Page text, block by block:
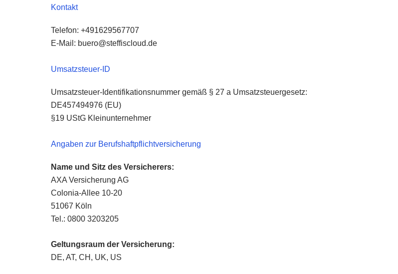
Kontakt
Telefon: +491629567707
E-Mail:
ed.duolcsiffets
@oreub
Umsatzsteuer-ID
Umsatzsteuer-Identifikationsnummer gemäß § 27 a Umsatzsteuergesetz:
DE457494976 (EU)
§19 UStG Kleinunternehmer
Angaben zur Berufs­haftpflicht­versicherung
Name und Sitz des Versicherers:
AXA Versicherung AG
Colonia-Allee 10-20
51067 Köln
Tel.: 0800 3203205
Geltungsraum der Versicherung:
DE, AT, CH, UK, US